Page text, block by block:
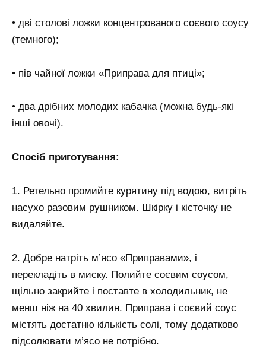
• дві столові ложки концентрованого соєвого соусу
(темного);
• пів чайної ложки «Приправа для птиці»;
• два дрібних молодих кабачка (можна будь-які
інші овочі).
Спосіб приготування:
1. Ретельно промийте курятину під водою, витріть
насухо разовим рушником. Шкірку і кісточку не
видаляйте.
2. Добре натріть м’ясо «Приправами», і
перекладіть в миску. Полийте соєвим соусом,
щільно закрийте і поставте в холодильник, не
менш ніж на 40 хвилин. Приправа і соєвий соус
містять достатню кількість солі, тому додатково
підсолювати м’ясо не потрібно.